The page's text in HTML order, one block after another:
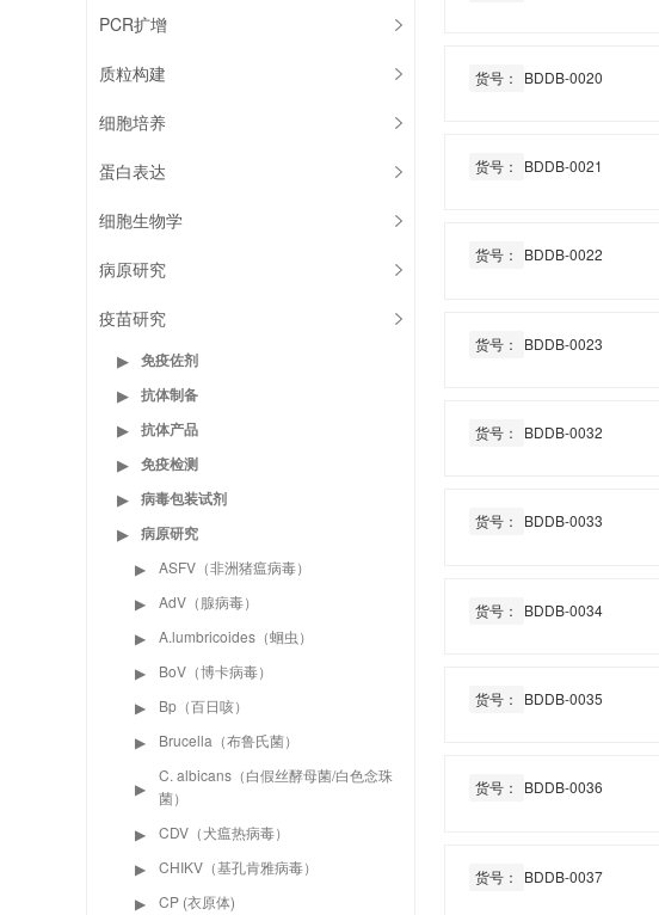
PCR扩增
质粒构建
细胞培养
蛋白表达
细胞生物学
病原研究
疫苗研究
▶
免疫佐剂
▶
抗体制备
▶
抗体产品
▶
免疫检测
▶
病毒包装试剂
▶
病原研究
▶
ASFV（非洲猪瘟病毒）
▶
AdV（腺病毒）
▶
A.lumbricoides（蛔虫）
▶
BoV（博卡病毒）
▶
Bp（百日咳）
▶
Brucella（布鲁氏菌）
▶
C. albicans（白假丝酵母菌/白色念珠
菌）
▶
CDV（犬瘟热病毒）
▶
CHIKV（基孔肯雅病毒）
▶
CP (衣原体)
货号： BDDB-0020
货号： BDDB-0021
货号： BDDB-0022
货号： BDDB-0023
货号： BDDB-0032
货号： BDDB-0033
货号： BDDB-0034
货号： BDDB-0035
货号： BDDB-0036
货号： BDDB-0037